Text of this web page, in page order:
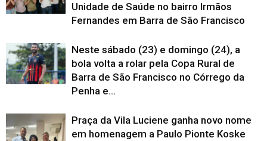
Unidade de Saúde no bairro Irmãos
Fernandes em Barra de São Francisco
Neste sábado (23) e domingo (24), a
bola volta a rolar pela Copa Rural de
Barra de São Francisco no Córrego da
Penha e...
Praça da Vila Luciene ganha novo nome
em homenagem a Paulo Pionte Koske